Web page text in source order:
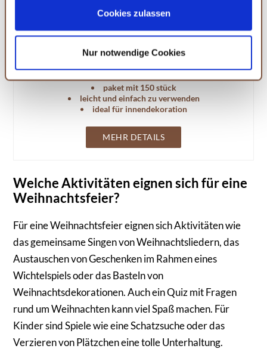
Serviceleistungen auf der Seite zur Verfügung stehen.
Sie können Ihre Einwilligung selbstverständlich jederzeit
und diese abändern. Die Rechtmäßigkeit der aufgrund
der Einwilligung bis zum Widerruf erfolgten Verarbeitung
wird hiervon nicht berührt. Weitere Informationen finden
Sie in unseren
Datenschutzhinweisen.
Cookies zulassen
Nur notwendige Cookies
TUPARKA 150 Stück künstliche
Stechpalmenbeeren
Künstliche rote Beeren zur Dekoration von
Weihnachtsgirlanden und Festtagsdekorationen.
paket mit 150 stück
leicht und einfach zu verwenden
ideal für innendekoration
MEHR DETAILS
Welche Aktivitäten eignen sich für eine
Weihnachtsfeier?
Für eine Weihnachtsfeier eignen sich Aktivitäten wie
das gemeinsame Singen von Weihnachtsliedern, das
Austauschen von Geschenken im Rahmen eines
Wichtelspiels oder das Basteln von
Weihnachtsdekorationen. Auch ein Quiz mit Fragen
rund um Weihnachten kann viel Spaß machen. Für
Kinder sind Spiele wie eine Schatzsuche oder das
Verzieren von Plätzchen eine tolle Unterhaltung.